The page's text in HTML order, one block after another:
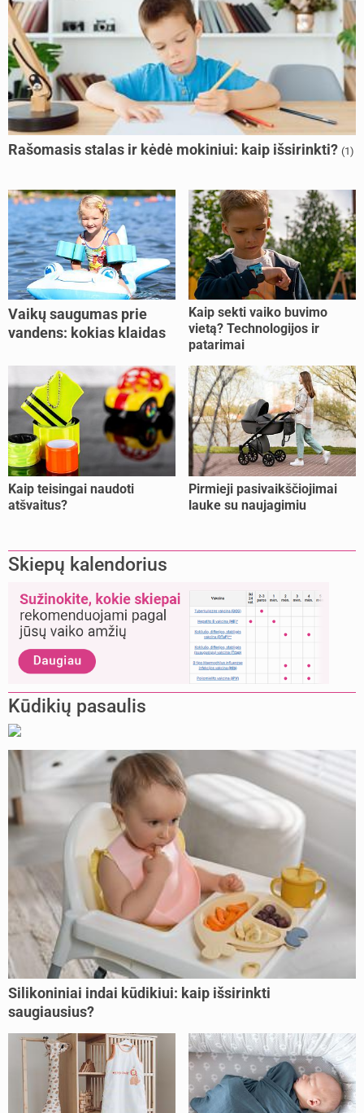
Rašomasis stalas ir kėdė mokiniui: kaip išsirinkti? (1)
Vaikų saugumas prie
vandens: kokias klaidas
Kaip sekti vaiko buvimo
vietą? Technologijos ir
patarimai
Kaip teisingai naudoti
atšvaitus?
Pirmieji pasivaikščiojimai
lauke su naujagimiu
Skiepų kalendorius
Kūdikių pasaulis
Silikoniniai indai kūdikiui: kaip išsirinkti
saugiausius?